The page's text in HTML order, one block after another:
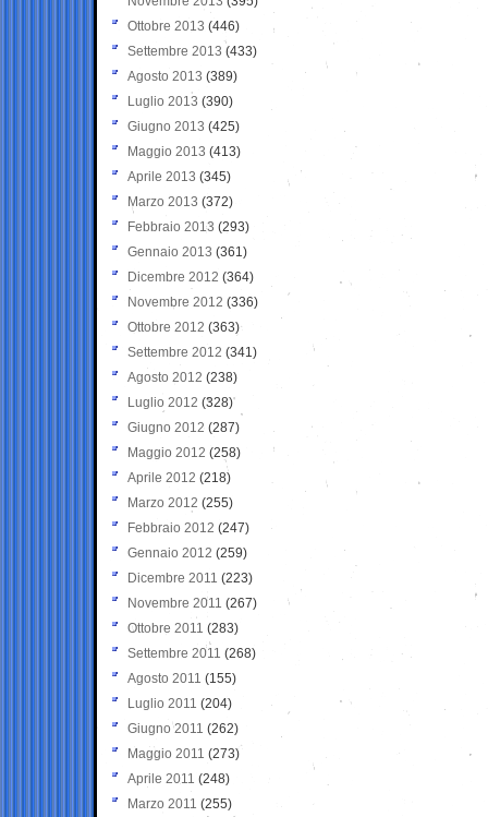
Ottobre 2013 (446)
Settembre 2013 (433)
Agosto 2013 (389)
Luglio 2013 (390)
Giugno 2013 (425)
Maggio 2013 (413)
Aprile 2013 (345)
Marzo 2013 (372)
Febbraio 2013 (293)
Gennaio 2013 (361)
Dicembre 2012 (364)
Novembre 2012 (336)
Ottobre 2012 (363)
Settembre 2012 (341)
Agosto 2012 (238)
Luglio 2012 (328)
Giugno 2012 (287)
Maggio 2012 (258)
Aprile 2012 (218)
Marzo 2012 (255)
Febbraio 2012 (247)
Gennaio 2012 (259)
Dicembre 2011 (223)
Novembre 2011 (267)
Ottobre 2011 (283)
Settembre 2011 (268)
Agosto 2011 (155)
Luglio 2011 (204)
Giugno 2011 (262)
Maggio 2011 (273)
Aprile 2011 (248)
Marzo 2011 (255)